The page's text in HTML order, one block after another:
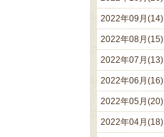
2022年09月(14)
2022年08月(15)
2022年07月(13)
2022年06月(16)
2022年05月(20)
2022年04月(18)